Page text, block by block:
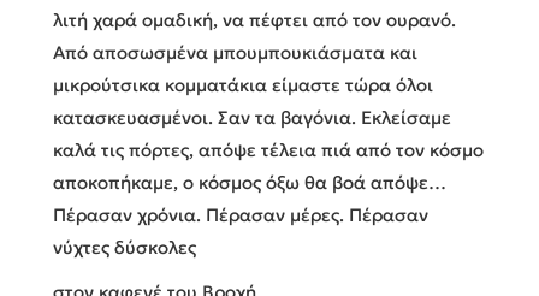
λιτή χαρά ομαδική, να πέφτει από τον ουρανό.
Από αποσωσμένα μπουμπουκιάσματα και
μικρούτσικα κομματάκια είμαστε τώρα όλοι
κατασκευασμένοι. Σαν τα βαγόνια. Εκλείσαμε
καλά τις πόρτες, απόψε τέλεια πιά από τον κόσμο
αποκοπήκαμε, ο κόσμος όξω θα βοά απόψε…
Πέρασαν χρόνια. Πέρασαν μέρες. Πέρασαν
νύχτες δύσκολες